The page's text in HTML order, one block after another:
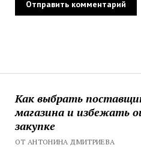
Как выбрать
магазина и избежать
закупке
ОТ АНТОНИНА ДМИТРИЕВА